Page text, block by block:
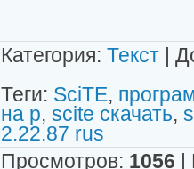
Категория: Текст |
Теги: SciTE,
на р, scite скачать,
2.22.87 rus
Просмотров: 1056 |